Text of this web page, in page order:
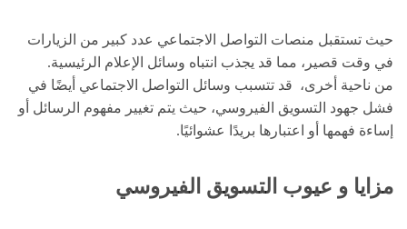
حيث تستقبل منصات التواصل الاجتماعي عدد كبير من الزيارات
في وقت قصير، مما قد يجذب انتباه وسائل الإعلام الرئيسية.
من ناحية أخرى، قد تتسبب وسائل التواصل الاجتماعي أيضًا في
فشل جهود التسويق الفيروسي، حيث يتم تغيير مفهوم الرسائل أو
إساءة فهمها أو اعتبارها بريدًا عشوائيًا.
مزايا و عيوب التسويق الفيروسي